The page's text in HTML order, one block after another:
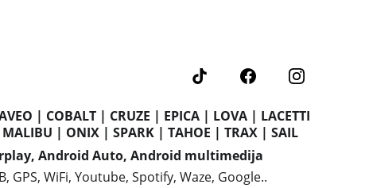
| COBALT | CRUZE | EPICA | LOVA | LACETTI
| ONIX | SPARK | TAHOE | TRAX | SAIL
Android Auto, Android multimedija
GPS, WiFi, Youtube, Spotify, Waze, Google..